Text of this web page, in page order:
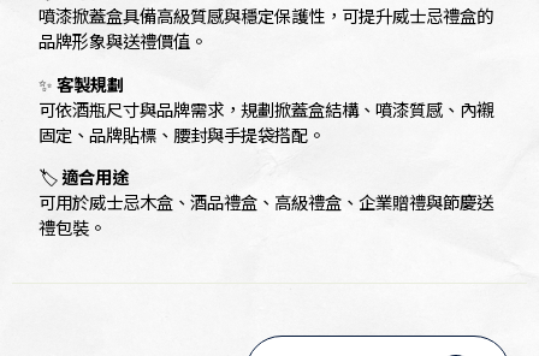
噴漆掀蓋盒具備高級質感與穩定保護性，可提升威士忌禮盒的
品牌形象與送禮價值。
✨客製規劃
可依酒瓶尺寸與品牌需求，規劃掀蓋盒結構、噴漆質感、內襯
固定、品牌貼標、腰封與手提袋搭配。
🏷️適合用途
可用於威士忌木盒、酒品禮盒、高級禮盒、企業贈禮與節慶送
禮包裝。